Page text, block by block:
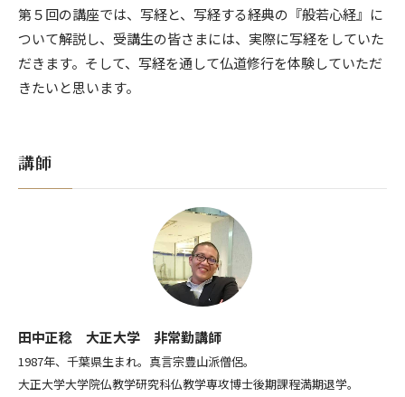
第５回の講座では、写経と、写経する経典の『般若心経』に
ついて解説し、受講生の皆さまには、実際に写経をしていた
だきます。そして、写経を通して仏道修行を体験していただ
きたいと思います。
講師
田中正稔 大正大学 非常勤講師
1987年、千葉県生まれ。真言宗豊山派僧侶。
大正大学大学院仏教学研究科仏教学専攻博士後期課程満期退学。